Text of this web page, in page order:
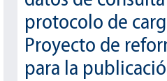
protocolo de
Proyecto de
para la